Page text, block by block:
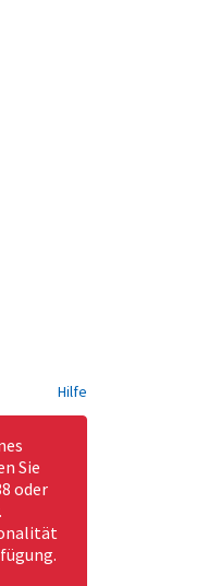
Hilfe
Sie
oder